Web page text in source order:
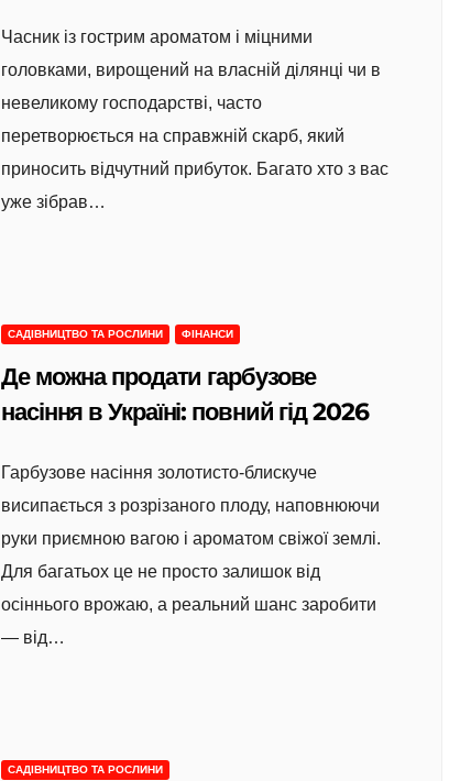
Часник із гострим ароматом і міцними
головками, вирощений на власній ділянці чи в
невеликому господарстві, часто
перетворюється на справжній скарб, який
приносить відчутний прибуток. Багато хто з вас
уже зібрав…
САДІВНИЦТВО ТА РОСЛИНИ ФІНАНСИ
Де можна продати гарбузове
насіння в Україні: повний гід 2026
Гарбузове насіння золотисто-блискуче
висипається з розрізаного плоду, наповнюючи
руки приємною вагою і ароматом свіжої землі.
Для багатьох це не просто залишок від
осіннього врожаю, а реальний шанс заробити
— від…
САДІВНИЦТВО ТА РОСЛИНИ